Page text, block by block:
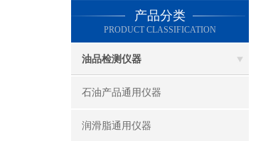
产品分类
PRODUCT CLASSIFICATION
油品检测仪器
石油产品通用仪器
润滑脂通用仪器